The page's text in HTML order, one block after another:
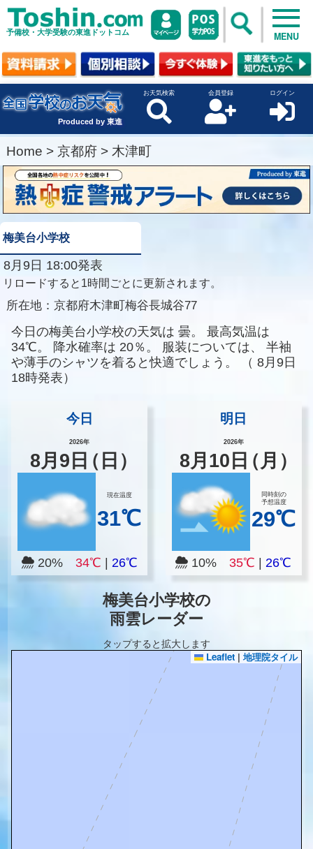
予備校・大学受験の東進ドットコム MENU
Produced by 東進
お天気検索 会員登録 ログイン
Home > 京都府 > 木津町
梅美台小学校
8月9日 18:00発表
リロードすると1時間ごとに更新されます。
所在地： 京都府木津町梅谷長城谷77
今日の梅美台小学校の天気は 曇。
最高気温は
34℃。
降水確率は 20％。 服装については、
半袖
や薄手のシャツを着ると快適でしょう。
（ 8月9日
18時発表）
今日
2026年
8月 9 日（日）
現在温度
31℃
20% 34℃ 26℃
明日
2026年
8月 10 日（月）
同時刻の
予想温度
29℃
10%35℃ |26℃
梅美台小学校の
雨雲レーダー
タップすると拡大します
Leaflet | 地理院タイル